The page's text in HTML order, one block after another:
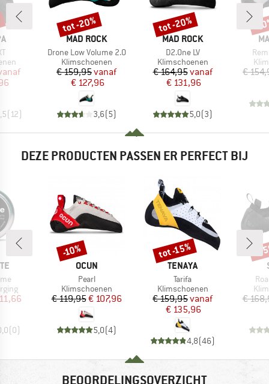
prijs
( 12)
MERK
MAD ROCK
Artikel
Drone Low Volume 2.0
Productgroep
Klimschoenen
Prijs
€ 159,95Verlaagde prijs
vanaf
€ 127,96
3,6(5)
Korting
tot -20%
MERK
MAD ROCK
Artikel
D2.One LV
Productgroep
Klimschoenen
Prijs
€ 164,95Verlaagde prijs
vanaf
€ 131,96
5,0(3)
Korting
tot -20%
€
-
DEZE PRODUCTEN PASSEN ER PERFECT BIJ
prijs
(0)
MERK
OCUN
Artikel
Pearl
Productgroep
Klimschoenen
Prijs
€ 119,95Verlaagde prijs
€ 107,96
5,0(4)
Korting
-10%
MERK
TENAYA
Artikel
Tarifa
Productgroep
Klimschoenen
Prijs
€ 159,95Verlaagde prijs
vanaf
€ 135,96
4,8(46)
Korting
tot -15%
€
-
BEOORDELINGSOVERZICHT